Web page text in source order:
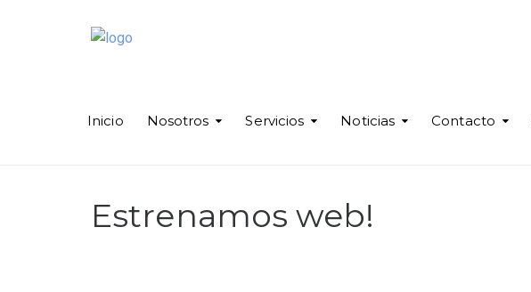
Inicio Nosotros Servicios Noticias Contacto
Estrenamos web!